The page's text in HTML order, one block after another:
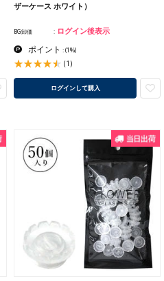
ザーケース ホワイト）
BG卸価 ログイン後表示
ポイント :(1%)
(1)
ログインして購入